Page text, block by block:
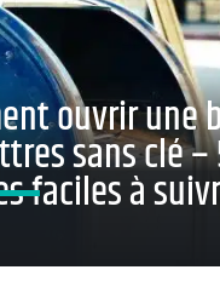
ouvrir une
sans clé –
faciles à